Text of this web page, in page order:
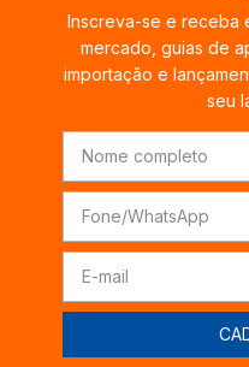
Inscreva-se e receba
mercado, guias de
importação e
seu